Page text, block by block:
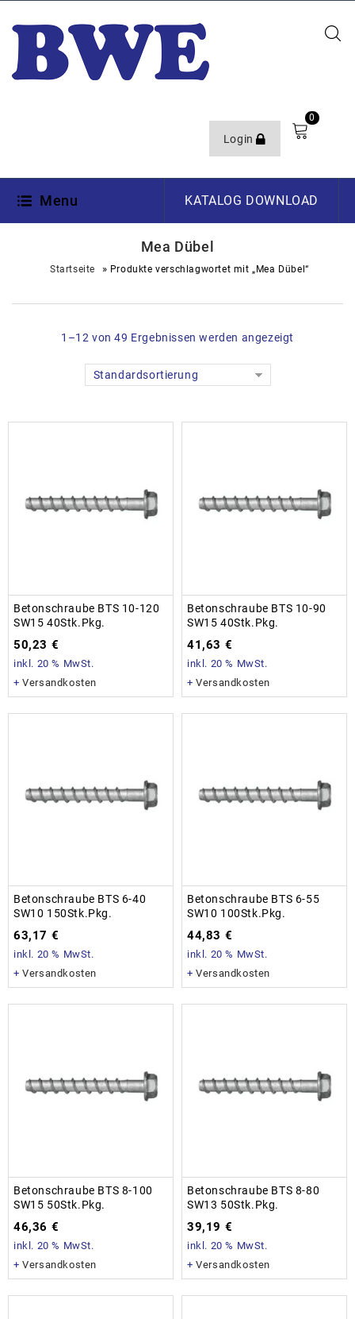
Login
0
Menu KATALOG DOWNLOAD
Mea Dübel
Startseite » Produkte verschlagwortet mit „Mea Dübel“
1–12 von 49 Ergebnissen werden angezeigt
Standardsortierung
Betonschraube BTS 10-120
SW15 40Stk.Pkg.
50,23 €
inkl. 20 % MwSt.
+Versandkosten
Betonschraube BTS 10-90
SW15 40Stk.Pkg.
41,63 €
inkl. 20 % MwSt.
+Versandkosten
Betonschraube BTS 6-40
SW10 150Stk.Pkg.
63,17 €
inkl. 20 % MwSt.
+Versandkosten
Betonschraube BTS 6-55
SW10 100Stk.Pkg.
44,83 €
inkl. 20 % MwSt.
+Versandkosten
Betonschraube BTS 8-100
SW15 50Stk.Pkg.
46,36 €
inkl. 20 % MwSt.
+Versandkosten
Betonschraube BTS 8-80
SW13 50Stk.Pkg.
39,19 €
inkl. 20 % MwSt.
+Versandkosten